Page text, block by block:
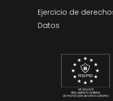
Ejercicio de
Datos